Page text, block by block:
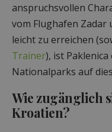
anspruchsvollen
vom Flughafen Zadar
leicht zu erreichen
Trainer), ist
Nationalparks auf
Wie zugänglich
Kroatien?